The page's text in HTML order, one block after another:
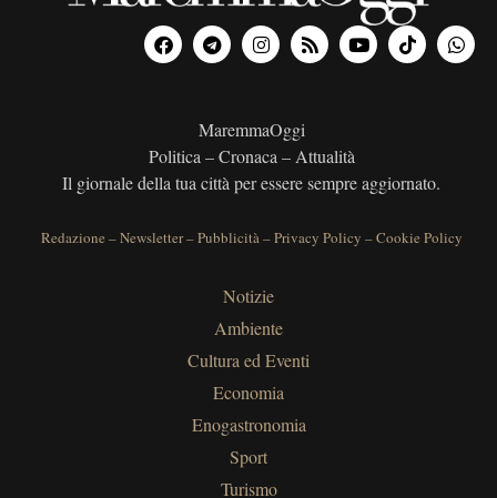
MaremmaOggi
Politica – Cronaca – Attualità
Il giornale della tua città per essere sempre aggiornato.
Redazione –Newsletter–Pubblicità–Privacy Policy –Cookie Policy
Notizie
Ambiente
Cultura ed Eventi
Economia
Enogastronomia
Sport
Turismo